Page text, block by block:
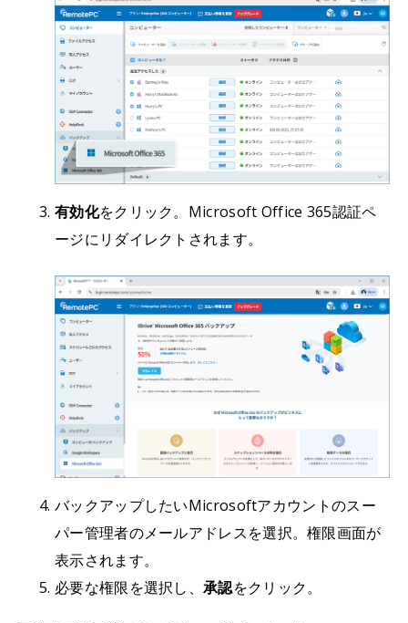
有効化をクリック。Microsoft Office 365認証ペ
ージにリダイレクトされます。
バックアップしたいMicrosoftアカウントのスー
パー管理者のメールアドレスを選択。権限画面が
表示されます。
必要な権限を選択し、 承認をクリック。